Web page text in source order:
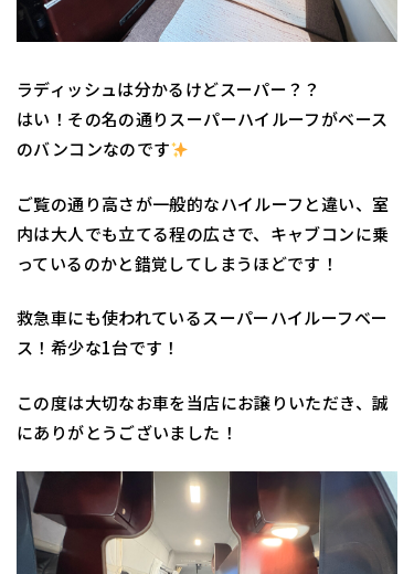
ラディッシュは分かるけどスーパー？？
はい！その名の通りスーパーハイルーフがベース
のバンコンなのです
ご覧の通り高さが一般的なハイルーフと違い、室
内は大人でも立てる程の広さで、キャブコンに乗
っているのかと錯覚してしまうほどです！
救急車にも使われているスーパーハイルーフベー
ス！希少な1台です！
この度は大切なお車を当店にお譲りいただき、誠
にありがとうございました！